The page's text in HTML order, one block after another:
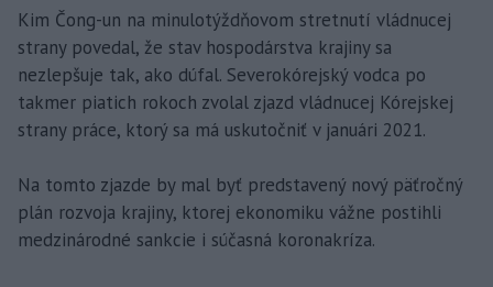
Kim Čong-un na minulotýždňovom stretnutí vládnucej
strany povedal, že stav hospodárstva krajiny sa
nezlepšuje tak, ako dúfal. Severokórejský vodca po
takmer piatich rokoch zvolal zjazd vládnucej Kórejskej
strany práce, ktorý sa má uskutočniť v januári 2021.
Na tomto zjazde by mal byť predstavený nový päťročný
plán rozvoja krajiny, ktorej ekonomiku vážne postihli
medzinárodné sankcie i súčasná koronakríza.